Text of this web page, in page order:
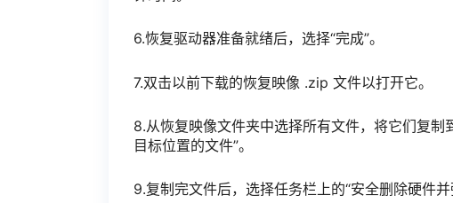
6.恢复驱动器准备就绪后，选择“完成”。
7.双击以前下载的恢复映像 .zip 文件以打开它。
8.从恢复映像文件夹中选择所有文件，将它们复
目标位置的文件”。
9.复制完文件后，选择任务栏上的“安全删除硬件并